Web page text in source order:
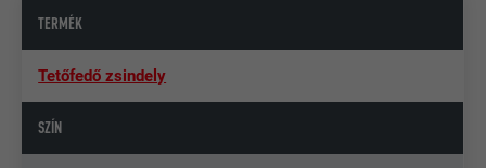
TERMÉK
Tetőfedő zsindely
SZÍN